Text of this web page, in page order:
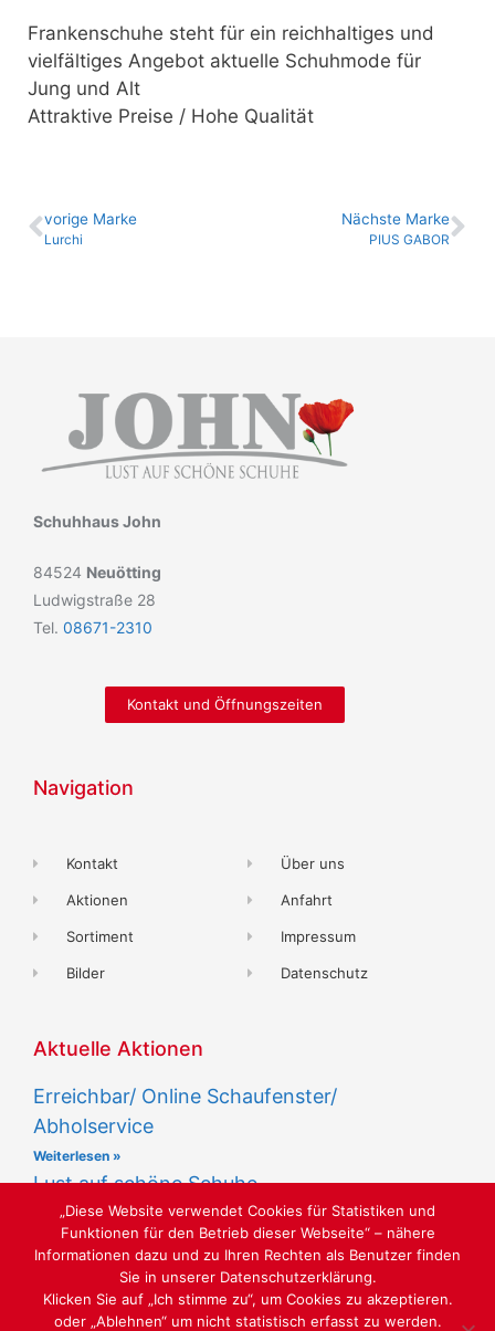
Frankenschuhe steht für ein reichhaltiges und
vielfältiges Angebot aktuelle Schuhmode für
Jung und Alt
Attraktive Preise / Hohe Qualität
vo­ri­ge Marke
Lurchi
Nächste Marke
PIUS GABOR
Schuhhaus John
84524 Neuötting
Ludwigstraße 28
Tel. 08671-2310
Kontakt und Öffnungszeiten
Navigation
Kontakt
Aktionen
Sortiment
Bilder
Über uns
Anfahrt
Impressum
Datenschutz
Aktuelle Aktionen
Erreichbar/ Online Schaufenster/
Abholservice
Weiterlesen »
Lust auf schöne Schuhe
Weiterlesen »
„Diese Website verwendet Cookies für Statistiken und
Funktionen für den Betrieb dieser Webseite“ – nähere
Informationen dazu und zu Ihren Rechten als Benutzer finden
Sie in unserer Datenschutzerklärung.
Klicken Sie auf „Ich stimme zu“, um Cookies zu akzeptieren.
oder „Ablehnen“ um nicht statistisch erfasst zu werden.